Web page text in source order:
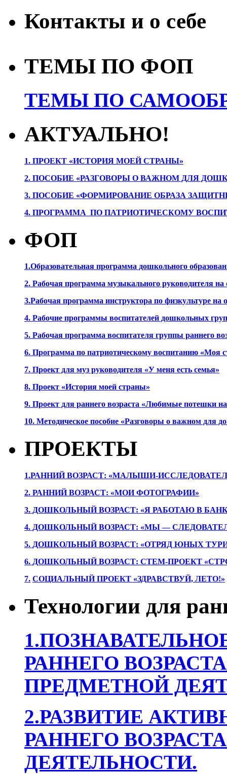
Контакты и о себе
ТЕМЫ ПО ФОП
ТЕМЫ ПО
АКТУАЛЬНО!
1. ПРОЕКТ «ИСТОРИЯ МОЕЙ СТРАНЫ»
2. ПОСОБИЕ «РАЗГОВОРЫ О ВАЖНОМ ДЛЯ
3. ПОСОБИЕ «ФОРМИРОВАНИЕ ОБРАЗА
4. ПРОГРАММА ПО ПАТРИОТИЧЕСКОМУ
ФОП
1.Образовательная программа дошкольного
2. Рабочая программа музыкального руководителя
3.Рабочая программа инструктора по физкультуре
4. Рабочие программы воспитателей дошкольных
5. Рабочая программа воспитателя группы раннего
6. Программа по патриотическому воспитанию «Моя
7. Проект для муз руководителя «У меня есть семья»
8. Проект «История моей страны»
9. Проект для раннего возраста «Любимые потешки
10. Методическое пособие «Разговоры о важном для
ПРОЕКТЫ
1.РАННИЙ ВОЗРАСТ: «МАЛЫШИ-
2. РАННИЙ ВОЗРАСТ: «МОИ ФОТОГРАФИИ»
3. ДОШКОЛЬНЫЙ ВОЗРАСТ: «Я РАБОТАЮ В
4. ДОШКОЛЬНЫЙ ВОЗРАСТ: «МЫ —
5. ДОШКОЛЬНЫЙ ВОЗРАСТ: «ОТРЯД ЮНЫХ
6. ДОШКОЛЬНЫЙ ВОЗРАСТ: СТЕМ-ПРОЕКТ
7. СОЦИАЛЬНЫЙ ПРОЕКТ «ЗДРАВСТВУЙ, ЛЕТО!»
Технологии для
РАННЕГО
ПРЕДМЕТНОЙ
2.РАЗВИТИЕ
РАННЕГО
ДЕЯТЕЛЬНОСТИ.